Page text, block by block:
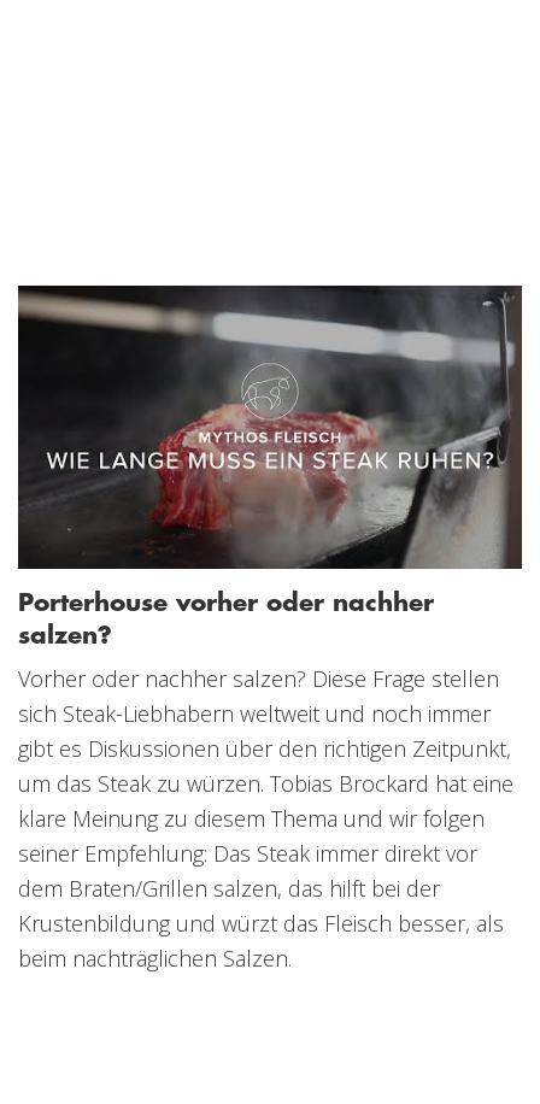
Porterhouse vorher oder nachher
salzen?
Vorher oder nachher salzen? Diese Frage stellen
sich Steak-Liebhabern weltweit und noch immer
gibt es Diskussionen über den richtigen Zeitpunkt,
um das Steak zu würzen. Tobias Brockard hat eine
klare Meinung zu diesem Thema und wir folgen
seiner Empfehlung: Das Steak immer direkt vor
dem Braten/Grillen salzen, das hilft bei der
Krustenbildung und würzt das Fleisch besser, als
beim nachträglichen Salzen.